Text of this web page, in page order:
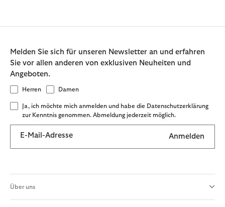
Melden Sie sich für unseren Newsletter an und erfahren
Sie vor allen anderen von exklusiven Neuheiten und
Angeboten.
Herren Damen
Ja, ich möchte mich anmelden und habe die Datenschutzerklärung
zur Kenntnis genommen. Abmeldung jederzeit möglich.
E-Mail-Adresse Anmelden
Über uns